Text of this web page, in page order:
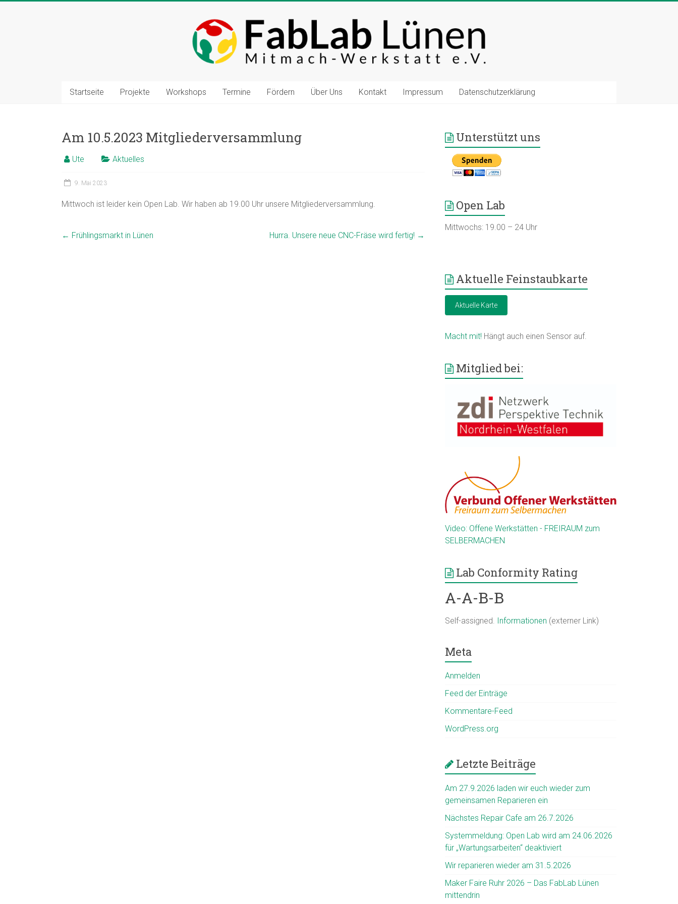
Startseite Projekte Workshops Termine Fördern Über Uns Kontakt Impressum Datenschutzerklärung
Am 10.5.2023 Mitgliederversammlung
Ute Aktuelles
9. Mai 2023
Mittwoch ist leider kein Open Lab. Wir haben ab 19.00 Uhr unsere Mitgliederversammlung.
← Frühlingsmarkt in Lünen Hurra. Unsere neue CNC-Fräse wird fertig! →
Unterstützt uns
Open Lab
Mittwochs: 19.00 – 24 Uhr
Aktuelle Feinstaubkarte
Aktuelle Karte
Macht mit! Hängt auch einen Sensor auf.
Mitglied bei:
Video: Offene Werkstätten - FREIRAUM zum
SELBERMACHEN
Lab Conformity Rating
A-A-B-B
Self-assigned. Informationen (externer Link)
Meta
Anmelden
Feed der Einträge
Kommentare-Feed
WordPress.org
Letzte Beiträge
Am 27.9.2026 laden wir euch wieder zum
gemeinsamen Reparieren ein
Nächstes Repair Cafe am 26.7.2026
Systemmeldung: Open Lab wird am 24.06.2026
für „Wartungsarbeiten“ deaktiviert
Wir reparieren wieder am 31.5.2026
Maker Faire Ruhr 2026 – Das FabLab Lünen
mittendrin